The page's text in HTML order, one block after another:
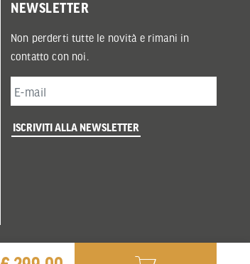
NEWSLETTER
Non perderti tutte le novità e rimani in
contatto con noi.
ISCRIVITI ALLA NEWSLETTER